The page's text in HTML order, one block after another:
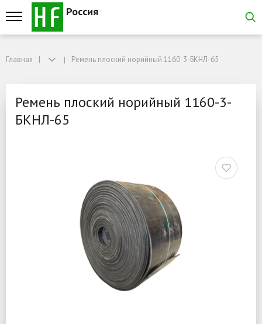
Россия
Ремень плоский норийный 1160-3-БКНЛ-65
Главная Ремень плоский норийный 1160-3-БКНЛ-65
Ремень плоский норийный 1160-3-
БКНЛ-65